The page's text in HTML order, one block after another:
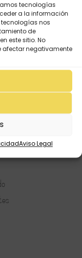
tecnologías
a la información
tecnologías nos
de
este sitio. No
afectar negativamente
Aviso Legal